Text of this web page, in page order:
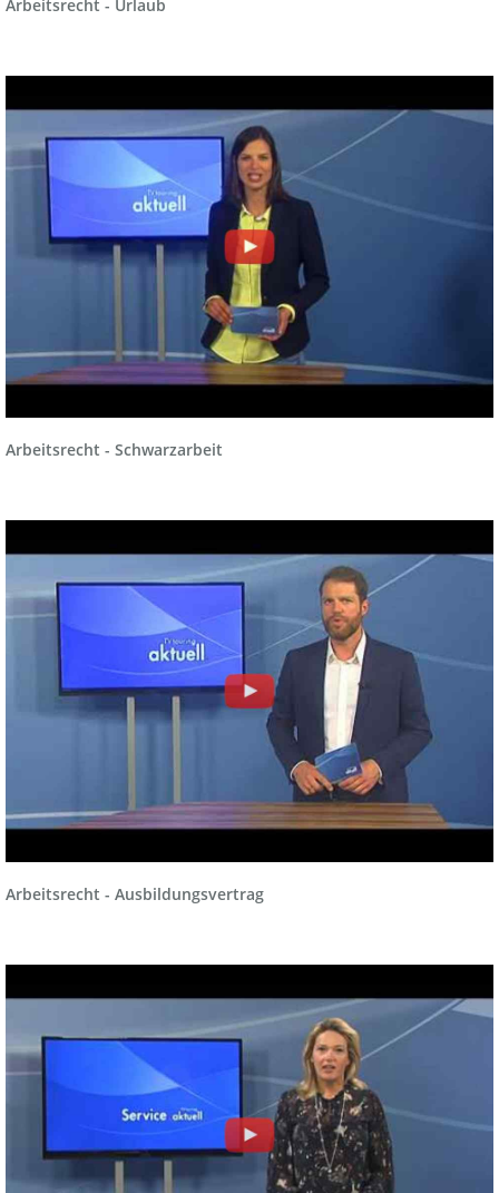
Arbeitsrecht - Urlaub
Arbeitsrecht - Schwarzarbeit
Arbeitsrecht - Ausbildungsvertrag